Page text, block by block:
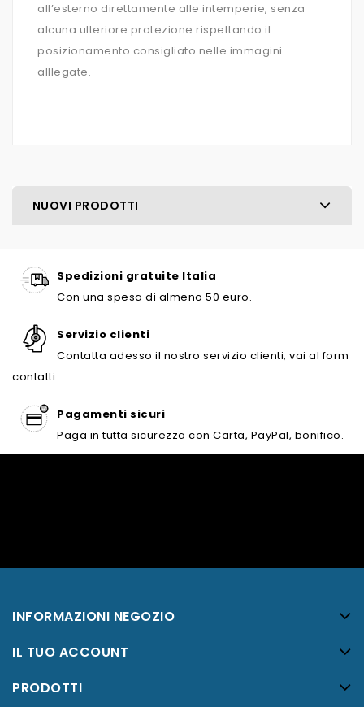
all’esterno direttamente alle intemperie, senza
alcuna ulteriore protezione rispettando il
posizionamento consigliato nelle immagini
alllegate.
NUOVI PRODOTTI
Spedizioni gratuite Italia
Con una spesa di almeno 50 euro.
Servizio clienti
Contatta adesso il nostro servizio clienti, vai al form
contatti.
Pagamenti sicuri
Paga in tutta sicurezza con Carta, PayPal, bonifico.
INFORMAZIONI NEGOZIO
IL TUO ACCOUNT
PRODOTTI